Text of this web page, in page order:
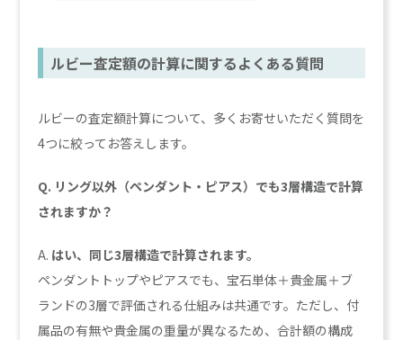
ルビー査定額の計算に関するよくある質問
ルビーの査定額計算について、多くお寄せいただく質問を
4つに絞ってお答えします。
Q. リング以外（ペンダント・ピアス）でも3層構造で計算
されますか？
A. はい、同じ3層構造で計算されます。
ペンダントトップやピアスでも、宝石単体＋貴金属＋ブ
ランドの3層で評価される仕組みは共通です。ただし、付
属品の有無や貴金属の重量が異なるため、合計額の構成